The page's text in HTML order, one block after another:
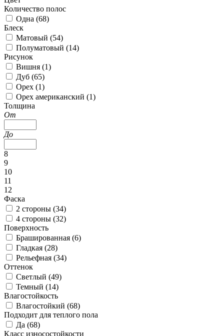
Количество полос
Одна (68)
Блеск
Матовый (54)
Полуматовый (14)
Рисунок
Вишня (1)
Дуб (65)
Орех (1)
Орех американский (1)
Толщина
От
До
8
9
10
11
12
Фаска
2 стороны (34)
4 стороны (32)
Поверхность
Брашированная (6)
Гладкая (28)
Рельефная (34)
Оттенок
Светлый (49)
Темный (14)
Влагостойкость
Влагостойкий (68)
Подходит для теплого пола
Да (68)
Класс износостойкости